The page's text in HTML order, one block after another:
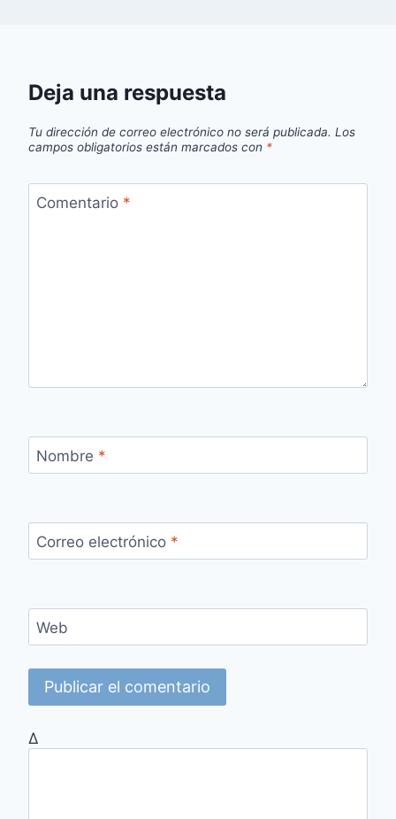
Deja una respuesta
Tu dirección de correo electrónico no será publicada. Los
campos obligatorios están marcados con *
Comentario *
Nombre *
Correo electrónico *
Web
Δ